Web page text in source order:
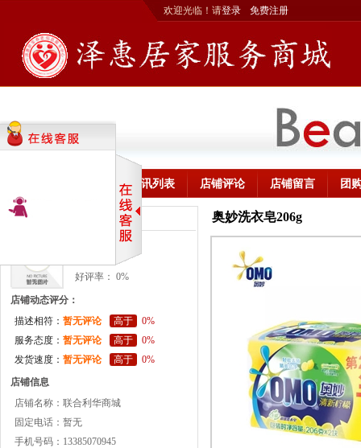
欢迎光临！请登录 免费注册
资讯列表 店铺评论 店铺留言 团
联合利华商城
好评率： 0%
店铺动态评分：
描述相符： 暂无评论 高于
0%
服务态度： 暂无评论 高于
0%
发货速度： 暂无评论 高于
0%
店铺信息
店铺名称： 联合利华商城
固定电话： 暂无
手机号码： 13385070945
奥妙洗衣皂206g